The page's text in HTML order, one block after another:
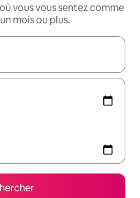
vous vous sentez comme
mois ou plus.
utilisez les flèches vers le